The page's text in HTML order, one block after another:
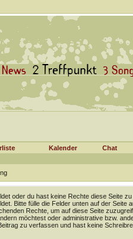
Kalender Chat
oder du hast keine Rechte diese Seite
Bitte fülle die Felder unten auf der Seite
Rechte, um auf diese Seite
möchtest oder administrative bzw.
zu verfassen und hast keine